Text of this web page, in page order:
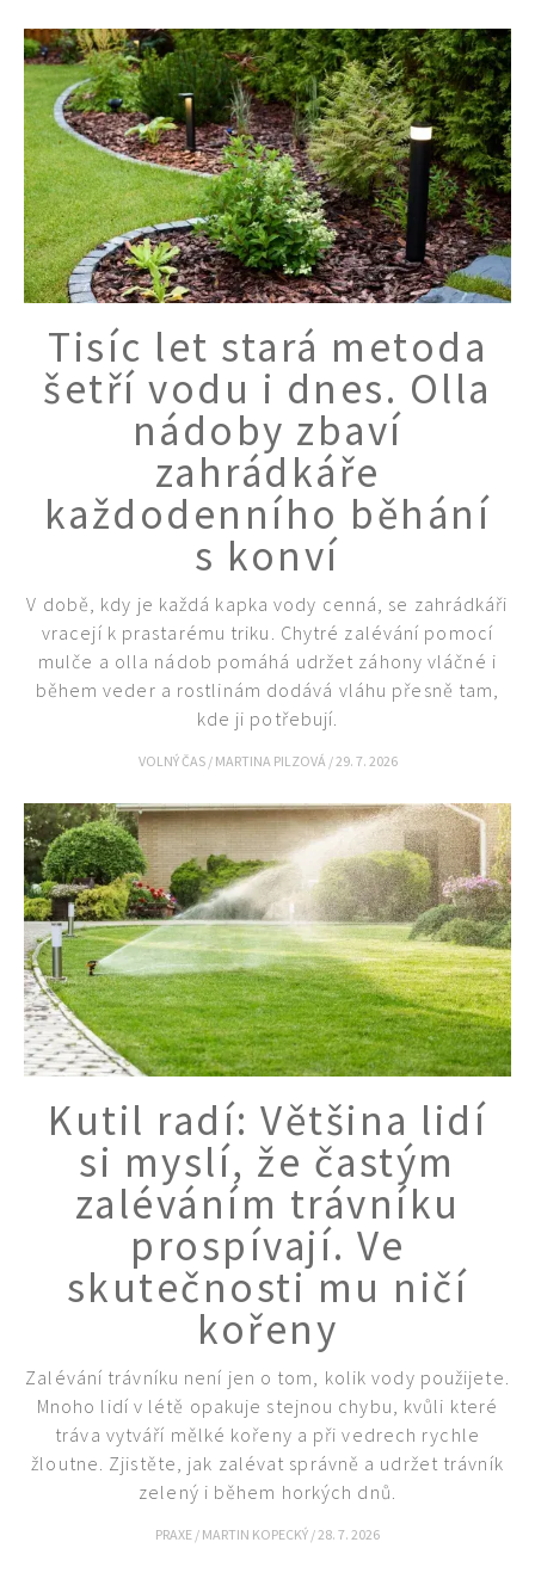
Tisíc let stará metoda
šetří vodu i dnes. Olla
nádoby zbaví
zahrádkáře
každodenního běhání
s konví
V době, kdy je každá kapka vody cenná, se zahrádkáři
vracejí k prastarému triku. Chytré zalévání pomocí
mulče a olla nádob pomáhá udržet záhony vláčné i
během veder a rostlinám dodává vláhu přesně tam,
kde ji potřebují.
VOLNÝ ČAS / MARTINA PILZOVÁ / 29. 7. 2026
Kutil radí: Většina lidí
si myslí, že častým
zaléváním trávníku
prospívají. Ve
skutečnosti mu ničí
kořeny
Zalévání trávníku není jen o tom, kolik vody použijete.
Mnoho lidí v létě opakuje stejnou chybu, kvůli které
tráva vytváří mělké kořeny a při vedrech rychle
žloutne. Zjistěte, jak zalévat správně a udržet trávník
zelený i během horkých dnů.
PRAXE / MARTIN KOPECKÝ /28. 7. 2026